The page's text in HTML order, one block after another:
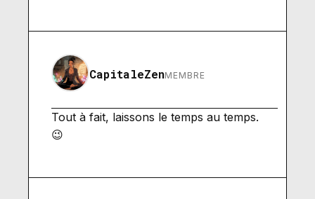
CapitaleZenMEMBRE
Tout à fait, laissons le temps au temps.
😉